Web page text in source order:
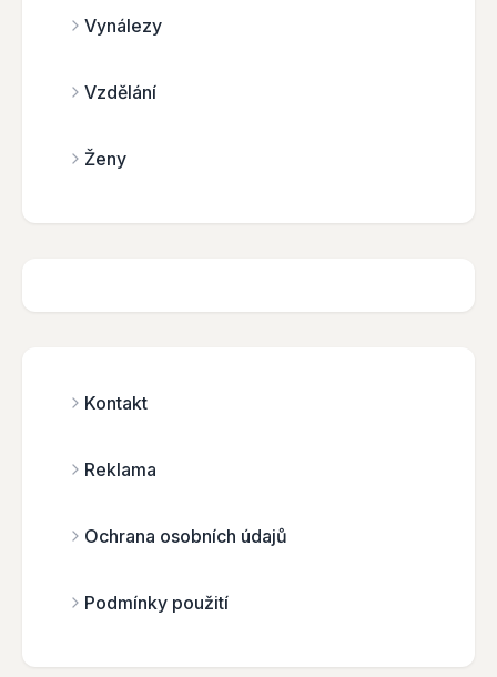
Vynálezy
Vzdělání
Ženy
Kontakt
Reklama
Ochrana osobních údajů
Podmínky použití